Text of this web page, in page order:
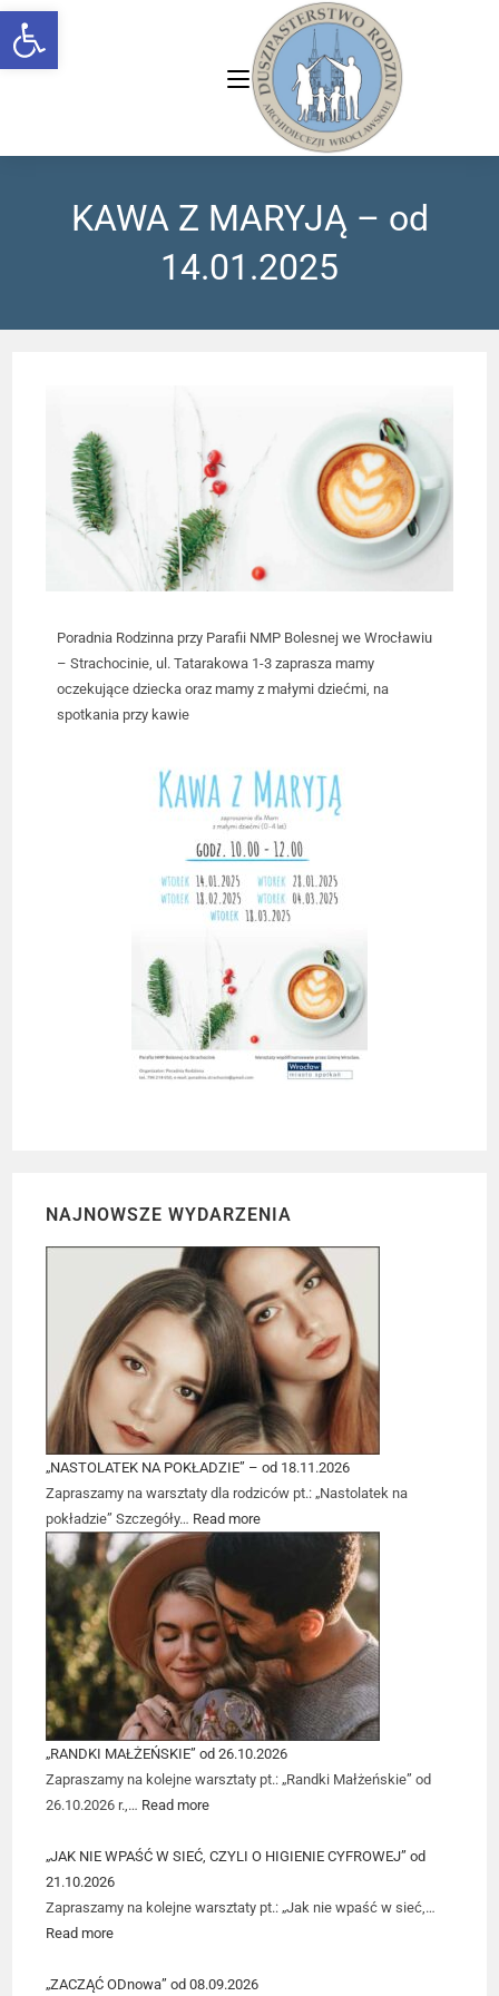
Open toolbar
KAWA Z MARYJĄ – od
14.01.2025
Poradnia Rodzinna przy Parafii NMP Bolesnej we Wrocławiu
– Strachocinie, ul. Tatarakowa 1-3 zaprasza mamy
oczekujące dziecka oraz mamy z małymi dziećmi, na
spotkania przy kawie
NAJNOWSZE WYDARZENIA
„NASTOLATEK NA POKŁADZIE” – od 18.11.2026
Zapraszamy na warsztaty dla rodziców pt.: „Nastolatek na
pokładzie” Szczegóły… Read more
„RANDKI MAŁŻEŃSKIE” od 26.10.2026
Zapraszamy na kolejne warsztaty pt.: „Randki Małżeńskie” od
26.10.2026 r.,… Read more
„JAK NIE WPAŚĆ W SIEĆ, CZYLI O HIGIENIE CYFROWEJ” od
21.10.2026
Zapraszamy na kolejne warsztaty pt.: „Jak nie wpaść w sieć,…
Read more
„ZACZĄĆ ODnowa” od 08.09.2026